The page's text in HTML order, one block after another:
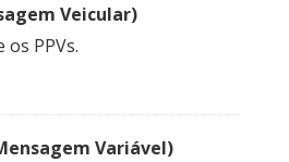
Veicular)
PPVs.
Variável)